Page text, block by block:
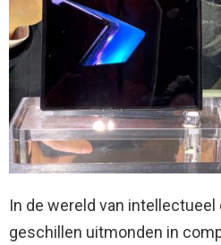
In de wereld van
geschillen uitmonden in